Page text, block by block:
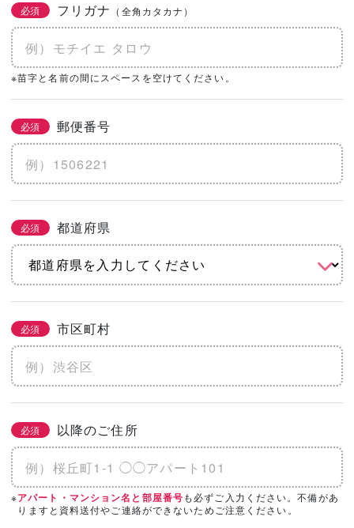
必須 フリガナ （全角カタカナ）
※苗字と名前の間にスペースを空けてください。
必須 郵便番号
必須 都道府県
必須 市区町村
必須 以降のご住所
※アパート・マンション名と部屋番号も必ずご入力ください。不備があ
りますと資料送付やご連絡ができないためご注意ください。